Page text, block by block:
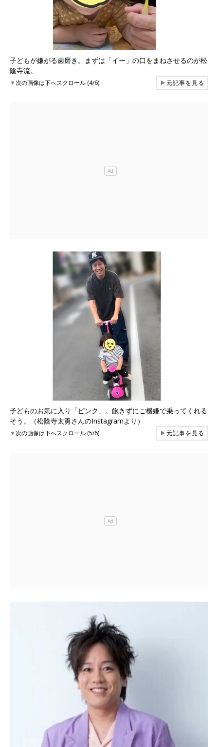
子どもが嫌がる歯磨き。まずは「イー」の口をまねさせるのが松
陰寺流。
▼次の画像は下へスクロール (4/6) ▶元記事を見る
子どものお気に入り「ピンク」。飽きずにご機嫌で乗ってくれる
そう。（松陰寺太勇さんのInstagramより）
▼次の画像は下へスクロール (5/6) ▶元記事を見る